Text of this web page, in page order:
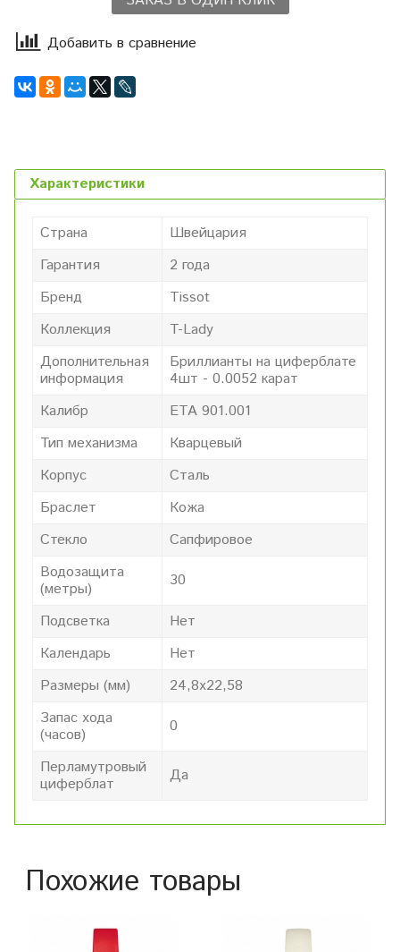
Добавить в сравнение
Характеристики
Страна
Швейцария
Гарантия
2 года
Бренд
Tissot
Коллекция
T-Lady
Дополнительная
информация
Бриллианты на циферблате
4шт - 0.0052 карат
Калибр
ETA 901.001
Тип механизма
Кварцевый
Корпус
Сталь
Браслет
Кожа
Стекло
Сапфировое
Водозащита
(метры)
30
Подсветка
Нет
Календарь
Нет
Размеры (мм)
24,8х22,58
Запас хода
(часов)
0
Перламутровый
циферблат
Да
Похожие товары